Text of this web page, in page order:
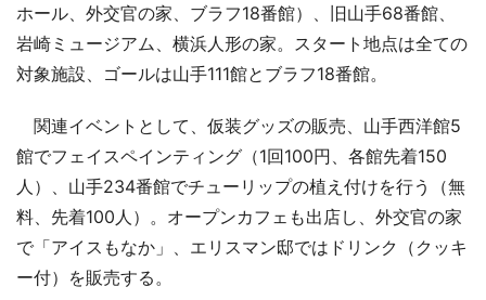
ホール、外交官の家、ブラフ18番館）、旧山手68番館、
岩崎ミュージアム、横浜人形の家。スタート地点は全ての
対象施設、ゴールは山手111館とブラフ18番館。
関連イベントとして、仮装グッズの販売、山手西洋館5
館でフェイスペインティング（1回100円、各館先着150
人）、山手234番館でチューリップの植え付けを行う（無
料、先着100人）。オープンカフェも出店し、外交官の家
で「アイスもなか」、エリスマン邸ではドリンク（クッキ
ー付）を販売する。